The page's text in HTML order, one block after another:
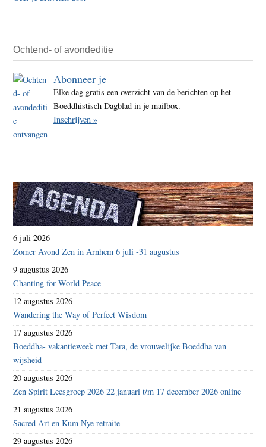
Ochtend- of avondeditie
Abonneer je
Elke dag gratis een overzicht van de berichten op het
Boeddhistisch Dagblad in je mailbox.
Inschrijven »
6 juli 2026
Zomer Avond Zen in Arnhem 6 juli -31 augustus
9 augustus 2026
Chanting for World Peace
12 augustus 2026
Wandering the Way of Perfect Wisdom
17 augustus 2026
Boeddha- vakantieweek met Tara, de vrouwelijke Boeddha van
wijsheid
20 augustus 2026
Zen Spirit Leesgroep 2026 22 januari t/m 17 december 2026 online
21 augustus 2026
Sacred Art en Kum Nye retraite
29 augustus 2026